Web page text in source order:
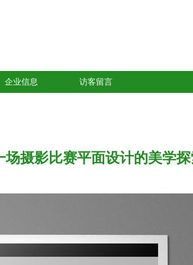
企业信息 访客留言
场摄影比赛平面设计的美学